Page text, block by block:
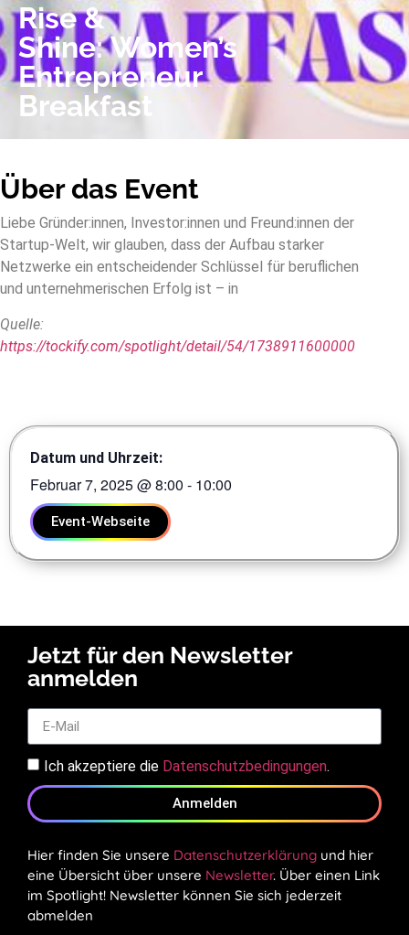
Rise &
Shine: Women’s
Entrepreneur
Breakfast
Über das Event
Liebe Gründer:innen, Investor:innen und Freund:innen der
Startup-Welt, wir glauben, dass der Aufbau starker
Netzwerke ein entscheidender Schlüssel für beruflichen
und unternehmerischen Erfolg ist – in
Quelle:
https://tockify.com/spotlight/detail/54/1738911600000
Datum und Uhrzeit:
Februar 7, 2025@8:00 - 10:00
Event-Webseite
Jetzt für den Newsletter
anmelden
Ich akzeptiere die Datenschutzbedingungen.
Anmelden
Hier finden Sie unsere Datenschutzerklärung und hier
eine Übersicht über unsere Newsletter. Über einen Link
im Spotlight! Newsletter können Sie sich jederzeit
abmelden